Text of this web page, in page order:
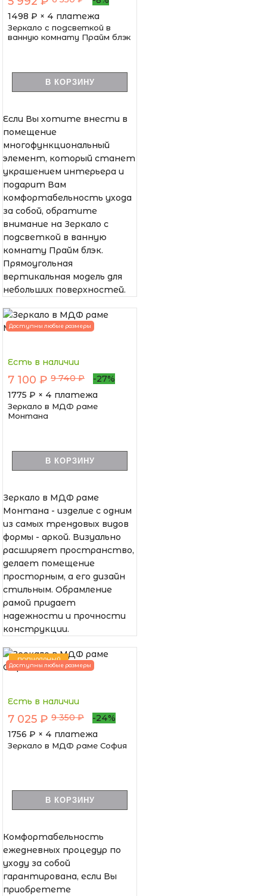
1498 ₽ × 4 платежа
Зеркало с подсветкой в
ванную комнату Прайм блэк
В КОРЗИНУ
Если Вы хотите внести в
помещение
многофункциональный
элемент, который станет
украшением интерьера и
подарит Вам
комфортабельность ухода
за собой, обратите
внимание на Зеркало с
подсветкой в ванную
комнату Прайм блэк.
Прямоугольная
вертикальная модель для
небольших поверхностей.
Доступны любые размеры
Есть в наличии
7 100 ₽ 9 740 ₽
-27%
1775 ₽ × 4 платежа
Зеркало в МДФ раме
Монтана
В КОРЗИНУ
Зеркало в МДФ раме
Монтана - изделие с одним
из самых трендовых видов
формы - аркой. Визуально
расширяет пространство,
делает помещение
просторным, а его дизайн
стильным. Обрамление
рамой придает
надежности и прочности
конструкции.
ПОПУЛЯРНЫЙ
Доступны любые размеры
Есть в наличии
7 025 ₽ 9 350 ₽
-24%
1756 ₽ × 4 платежа
Зеркало в МДФ раме София
В КОРЗИНУ
Комфортабельность
ежедневных процедур по
уходу за собой
гарантирована, если Вы
приобретете